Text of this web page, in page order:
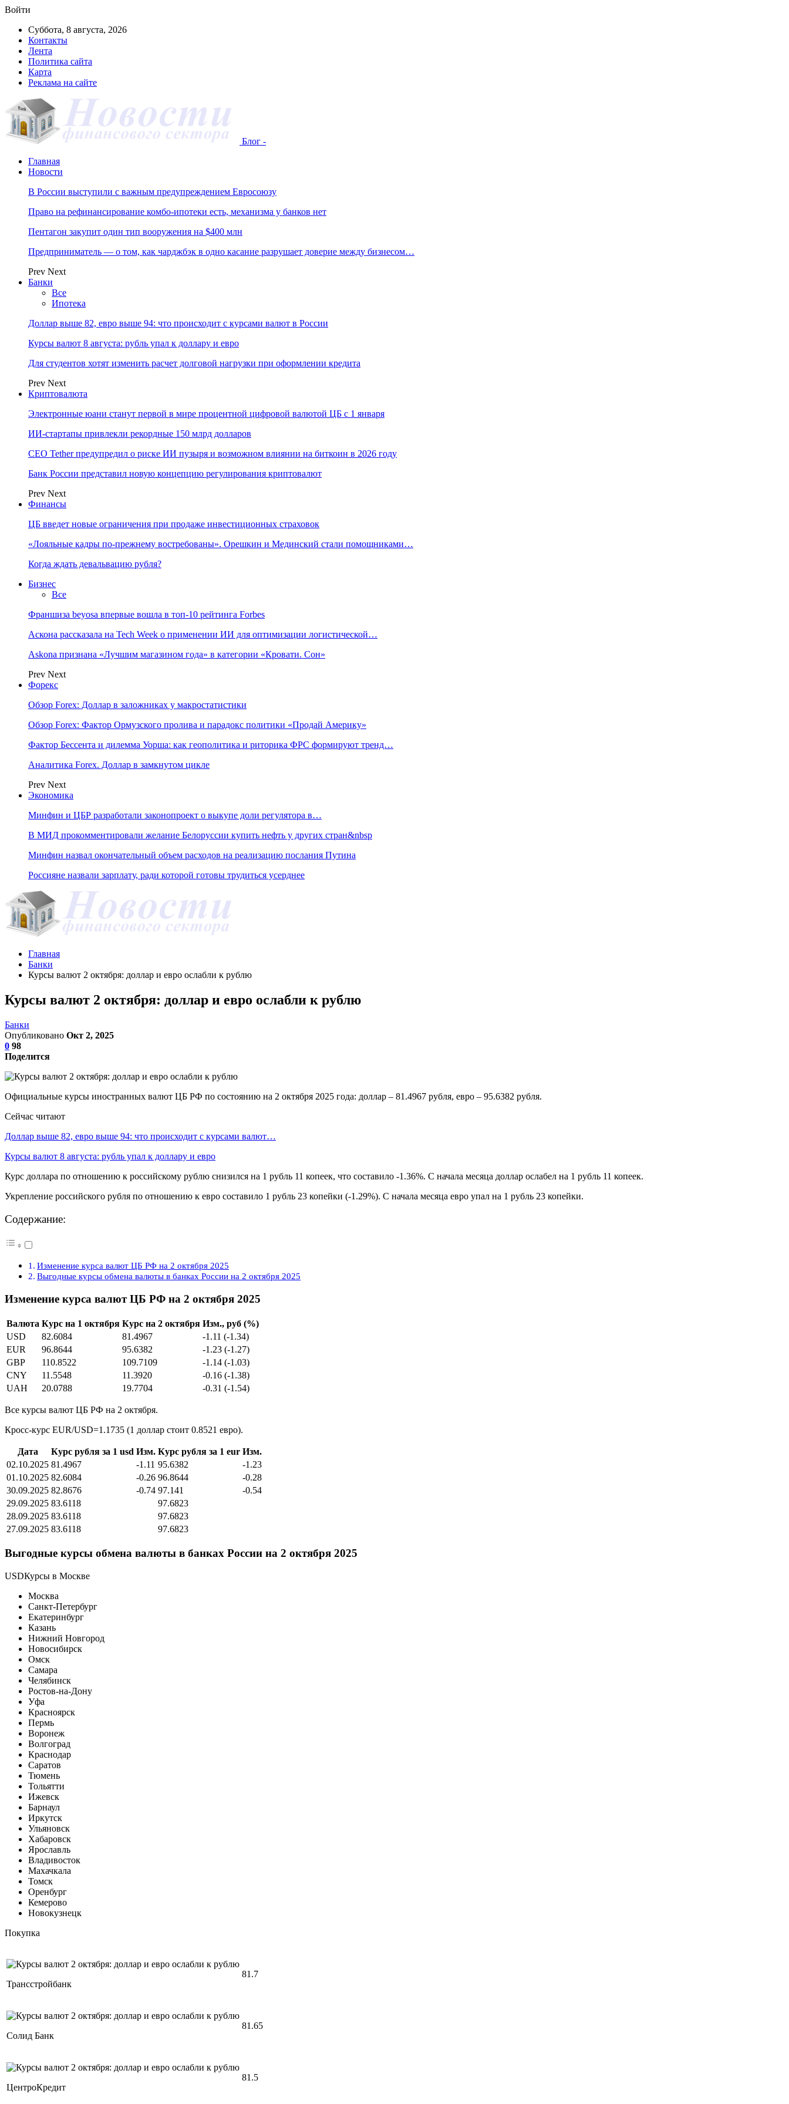
Войти
Суббота, 8 августа, 2026
Контакты
Лента
Политика сайта
Карта
Реклама на сайте
Блог -
Главная
Новости
В России выступили с важным предупреждением Евросоюзу
Право на рефинансирование комбо-ипотеки есть, механизма у банков нет
Пентагон закупит один тип вооружения на $400 млн
Предприниматель — о том, как чарджбэк в одно касание разрушает доверие между бизнесом…
Prev Next
Банки
Все
Ипотека
Доллар выше 82, евро выше 94: что происходит с курсами валют в России
Курсы валют 8 августа: рубль упал к доллару и евро
Для студентов хотят изменить расчет долговой нагрузки при оформлении кредита
Prev Next
Криптовалюта
Электронные юани станут первой в мире процентной цифровой валютой ЦБ с 1 января
ИИ-стартапы привлекли рекордные 150 млрд долларов
CEO Tether предупредил о риске ИИ пузыря и возможном влиянии на биткоин в 2026 году
Банк России представил новую концепцию регулирования криптовалют
Prev Next
Финансы
ЦБ введет новые ограничения при продаже инвестиционных страховок
«Лояльные кадры по-прежнему востребованы». Орешкин и Мединский стали помощниками…
Когда ждать девальвацию рубля?
Бизнес
Все
Франшиза beyosa впервые вошла в топ-10 рейтинга Forbes
Аскона рассказала на Tech Week о применении ИИ для оптимизации логистической…
Askona признана «Лучшим магазином года» в категории «Кровати. Сон»
Prev Next
Форекс
Обзор Forex: Доллар в заложниках у макростатистики
Обзор Forex: Фактор Ормузского пролива и парадокс политики «Продай Америку»
Фактор Бессента и дилемма Уорша: как геополитика и риторика ФРС формируют тренд…
Аналитика Forex. Доллар в замкнутом цикле
Prev Next
Экономика
Минфин и ЦБР разработали законопроект о выкупе доли регулятора в…
В МИД прокомментировали желание Белоруссии купить нефть у других стран&nbsp
Минфин назвал окончательный объем расходов на реализацию послания Путина
Россияне назвали зарплату, ради которой готовы трудиться усерднее
Главная
Банки
Курсы валют 2 октября: доллар и евро ослабли к рублю
Курсы валют 2 октября: доллар и евро ослабли к рублю
Банки
Опубликовано Окт 2, 2025
0 98
Поделится
Официальные курсы иностранных валют ЦБ РФ по состоянию на 2 октября 2025 года: доллар – 81.4967 рубля, евро – 95.6382 рубля.
Сейчас читают
Доллар выше 82, евро выше 94: что происходит с курсами валют…
Курсы валют 8 августа: рубль упал к доллару и евро
Курс доллара по отношению к российскому рублю снизился на 1 рубль 11 копеек, что составило -1.36%. С начала месяца доллар ослабел на 1 рубль 11 копеек.
Укрепление российского рубля по отношению к евро составило 1 рубль 23 копейки (-1.29%). С начала месяца евро упал на 1 рубль 23 копейки.
Содержание:
Изменение курса валют ЦБ РФ на 2 октября 2025
Выгодные курсы обмена валюты в банках России на 2 октября 2025
Изменение курса валют ЦБ РФ на 2 октября 2025
Валюта Курс на 1 октября Курс на 2 октября Изм., руб (%)
USD
82.6084 81.4967
-1.11 (-1.34)
EUR
96.8644 95.6382
-1.23 (-1.27)
GBP
110.8522 109.7109
-1.14 (-1.03)
CNY
11.5548 11.3920
-0.16 (-1.38)
UAH
20.0788 19.7704 -0.31 (-1.54)
Все курсы валют ЦБ РФ на 2 октября.
Кросс-курс EUR/USD=1.1735 (1 доллар стоит 0.8521 евро).
Дата Курс рубля за 1 usd Изм. Курс рубля за 1 eur Изм.
02.10.2025 81.4967 -1.11 95.6382
-1.23
01.10.2025 82.6084 -0.26 96.8644
-0.28
30.09.2025 82.8676 -0.74 97.141
-0.54
29.09.2025 83.6118
97.6823
28.09.2025 83.6118
97.6823
27.09.2025 83.6118 97.6823
Выгодные курсы обмена валюты в банках России на 2 октября 2025
USDКурсы в Москве
Москва
Санкт-Петербург
Екатеринбург
Казань
Нижний Новгород
Новосибирск
Омск
Самара
Челябинск
Ростов-на-Дону
Уфа
Красноярск
Пермь
Воронеж
Волгоград
Краснодар
Саратов
Тюмень
Тольятти
Ижевск
Барнаул
Иркутск
Ульяновск
Хабаровск
Ярославль
Владивосток
Махачкала
Томск
Оренбург
Кемерово
Новокузнецк
Покупка
Трансстройбанк
81.7
Солид Банк
81.65
ЦентроКредит
81.5